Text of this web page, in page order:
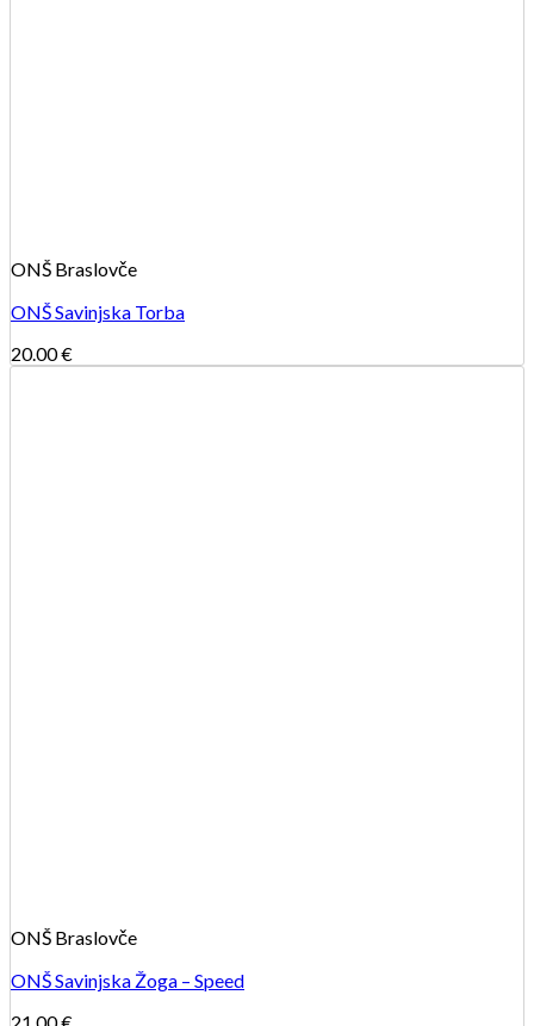
ONŠ Braslovče
ONŠ Savinjska Torba
20.00€
ONŠ Braslovče
ONŠ Savinjska Žoga – Speed